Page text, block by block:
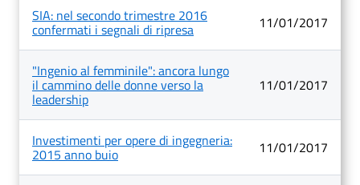
SIA: nel secondo trimestre 2016
confermati i segnali di ripresa 11/01/2017
"Ingenio al femminile": ancora lungo
il cammino delle donne verso la
leadership
11/01/2017
Investimenti per opere di ingegneria:
2015 anno buio 11/01/2017